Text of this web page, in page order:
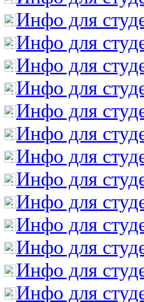
Инфо для
Инфо для
Инфо для
Инфо для
Инфо для
Инфо для
Инфо для
Инфо для
Инфо для
Инфо для
Инфо для
Инфо для
Инфо для